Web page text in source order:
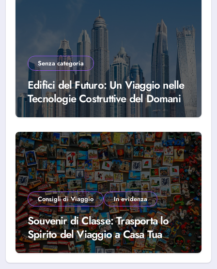
Senza categoria
Edifici del Futuro: Un Viaggio nelle
Tecnologie Costruttive del Domani
Consigli di Viaggio In evidenza
Souvenir di Classe: Trasporta lo
Spirito del Viaggio a Casa Tua